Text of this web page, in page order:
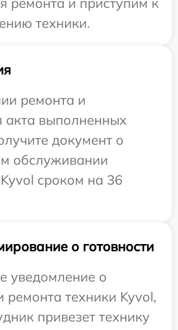
техники.
ремонта и
акта выполненных
документ о
обслуживании
сроком на 36
о готовности
уведомление о
ремонта техники Kyvol,
привезет технику